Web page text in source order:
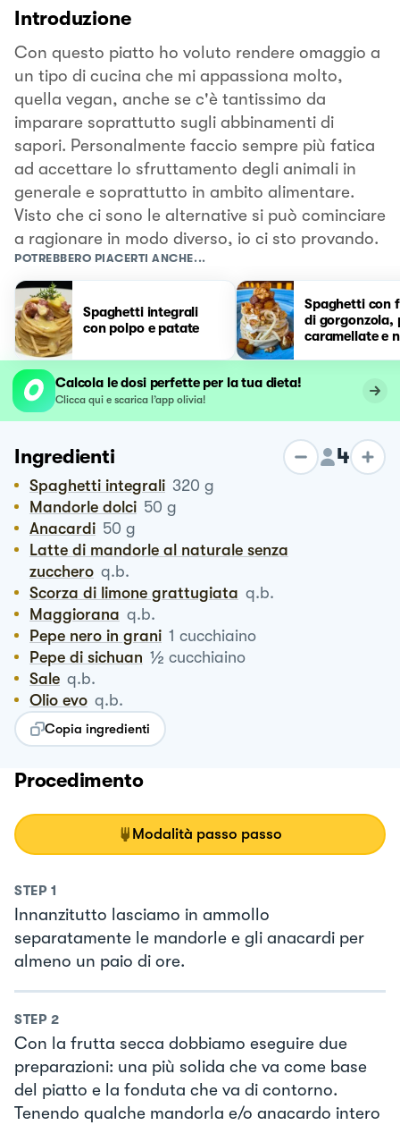
Introduzione
Con questo piatto ho voluto rendere omaggio a
un tipo di cucina che mi appassiona molto,
quella vegan, anche se c'è tantissimo da
imparare soprattutto sugli abbinamenti di
sapori. Personalmente faccio sempre più fatica
ad accettare lo sfruttamento degli animali in
generale e soprattutto in ambito alimentare.
Visto che ci sono le alternative si può cominciare
a ragionare in modo diverso, io ci sto provando.
POTREBBERO PIACERTI ANCHE...
Spaghetti integrali
con polpo e patate
Spaghetti con
di gorgonzola,
caramellate e
Calcola le dosi perfette per la tua dieta!
Clicca qui e scarica l’app olivia!
Ingredienti 4
Spaghetti integrali 320 g
Mandorle dolci 50 g
Anacardi 50 g
Latte di mandorle al naturale senza
zucchero q.b.
Scorza di limone grattugiata q.b.
Maggiorana q.b.
Pepe nero in grani 1 cucchiaino
Pepe di sichuan ½ cucchiaino
Sale q.b.
Olio evo q.b.
Copia ingredienti
Procedimento
Modalità passo passo
STEP 1
Innanzitutto lasciamo in ammollo
separatamente le mandorle e gli anacardi per
almeno un paio di ore.
STEP 2
Con la frutta secca dobbiamo eseguire due
preparazioni: una più solida che va come base
del piatto e la fonduta che va di contorno.
Tenendo qualche mandorla e/o anacardo intero